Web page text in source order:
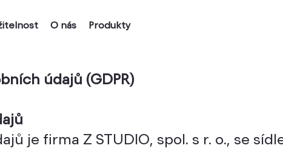
O nás Produkty
údajů (GDPR)
je firma Z STUDIO, spol. s r. o., se